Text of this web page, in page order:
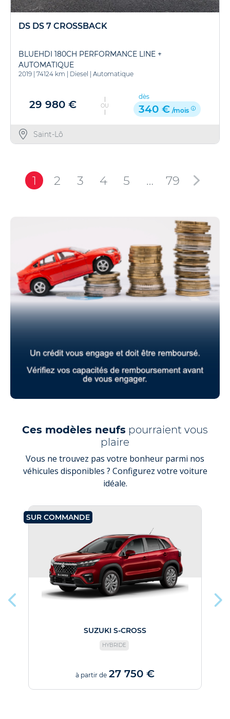
DS DS 7 CROSSBACK
BLUEHDI 180CH PERFORMANCE LINE +
AUTOMATIQUE
2019 | 74124 km | Diesel | Automatique
29 980 € OU
dès
340 € /mois
Saint-Lô
1 2 3 4 5 … 79
Ces modèles neufs pourraient vous
plaire
Vous ne trouvez pas votre bonheur parmi nos
véhicules disponibles ? Configurez votre voiture
idéale.
SUR COMMANDE
SUZUKI S-CROSS
HYBRIDE
à partir de 27 750 €